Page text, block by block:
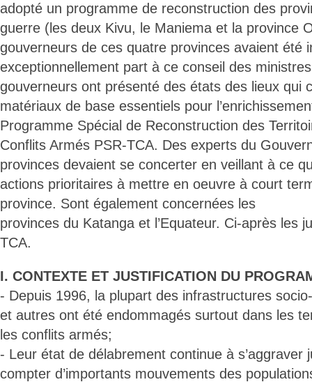
adopté un programme de reconstruction des
guerre (les deux Kivu, le Maniema et la province
gouverneurs de ces quatre provinces avaient été
exceptionnellement part à ce conseil des
gouverneurs ont présenté des états des lieux qui
matériaux de base essentiels pour
Programme Spécial de Reconstruction des
Conflits Armés PSR-TCA. Des experts du
provinces devaient se concerter en veillant à ce
actions prioritaires à mettre en oeuvre à court
province. Sont également concernées les
provinces du Katanga et l’Equateur. Ci-après les
TCA.
I. CONTEXTE ET JUSTIFICATION DU
- Depuis 1996, la plupart des infrastructures
et autres ont été endommagés surtout dans les
les conflits armés;
- Leur état de délabrement continue à s’aggraver
compter d’importants mouvements des